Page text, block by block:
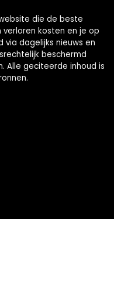
die de beste
kosten en je op
dagelijks nieuws en
beschermd
Alle geciteerde inhoud is